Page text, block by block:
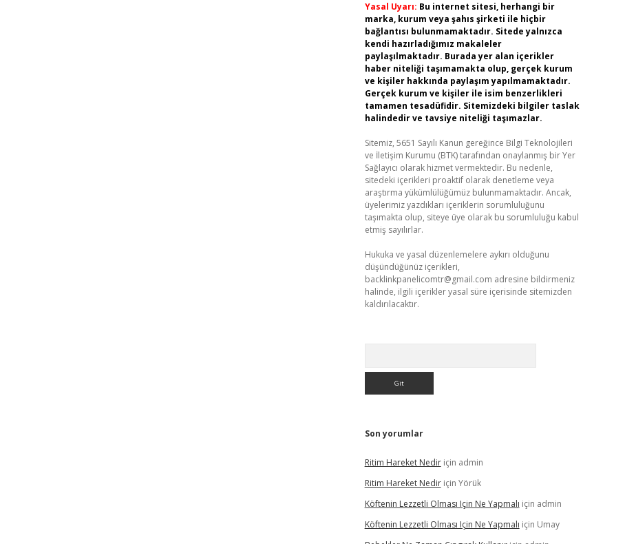
Yasal Uyarı: Bu internet sitesi, herhangi bir
marka, kurum veya şahıs şirketi ile hiçbir
bağlantısı bulunmamaktadır. Sitede yalnızca
kendi hazırladığımız makaleler
paylaşılmaktadır. Burada yer alan içerikler
haber niteliği taşımamakta olup, gerçek kurum
ve kişiler hakkında paylaşım yapılmamaktadır.
Gerçek kurum ve kişiler ile isim benzerlikleri
tamamen tesadüfidir. Sitemizdeki bilgiler taslak
halindedir ve tavsiye niteliği taşımazlar.
Sitemiz, 5651 Sayılı Kanun gereğince Bilgi Teknolojileri
ve İletişim Kurumu (BTK) tarafından onaylanmış bir Yer
Sağlayıcı olarak hizmet vermektedir. Bu nedenle,
sitedeki içerikleri proaktif olarak denetleme veya
araştırma yükümlülüğümüz bulunmamaktadır. Ancak,
üyelerimiz yazdıkları içeriklerin sorumluluğunu
taşımakta olup, siteye üye olarak bu sorumluluğu kabul
etmiş sayılırlar.
Hukuka ve yasal düzenlemelere aykırı olduğunu
düşündüğünüz içerikleri,
backlinkpanelicomtr@gmail.com adresine bildirmeniz
halinde, ilgili içerikler yasal süre içerisinde sitemizden
kaldırılacaktır.
Son yorumlar
Ritim Hareket Nediriçin admin
Ritim Hareket Nediriçin Yörük
Köftenin Lezzetli Olması Için Ne Yapmalı için admin
Köftenin Lezzetli Olması Için Ne Yapmalı için Umay